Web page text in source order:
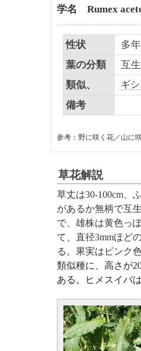
学名 Rumex
性状
多
葉の分類
互
類似、
ギ
備考
参考：野に咲く花／山に
草花解説
草丈は30-100cm、
があるか無柄で互
で、雄株は黄色っ
て、直径3mmほど
る。果実はピンク
類似種に、高さが
ある 。ヒメスイバ